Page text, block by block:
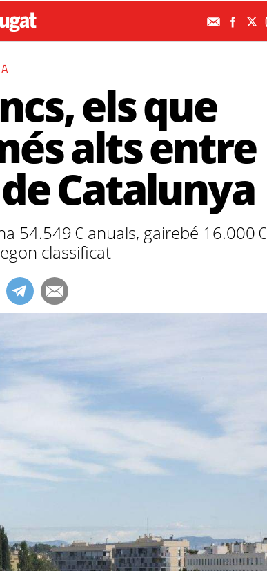
els que
alts entre
Catalunya
54.549 € anuals, gairebé 16.000 €
classificat